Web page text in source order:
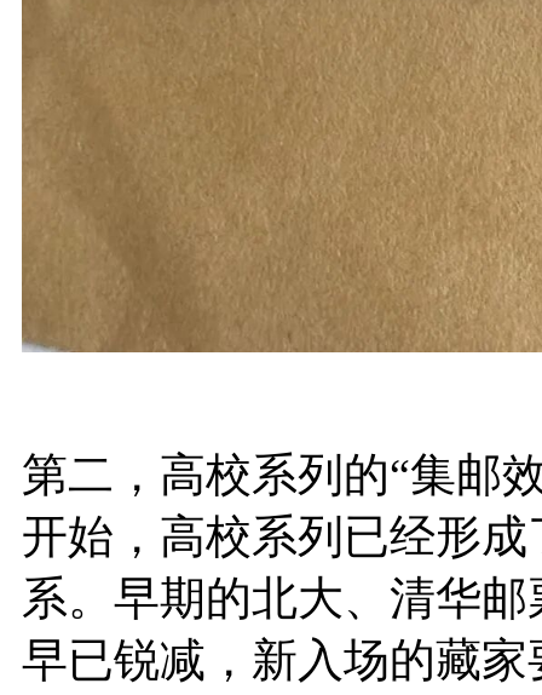
第二，高校系列的“集邮
开始，高校系列已经形
系。早期的北大、清华
早已锐减，新入场的藏